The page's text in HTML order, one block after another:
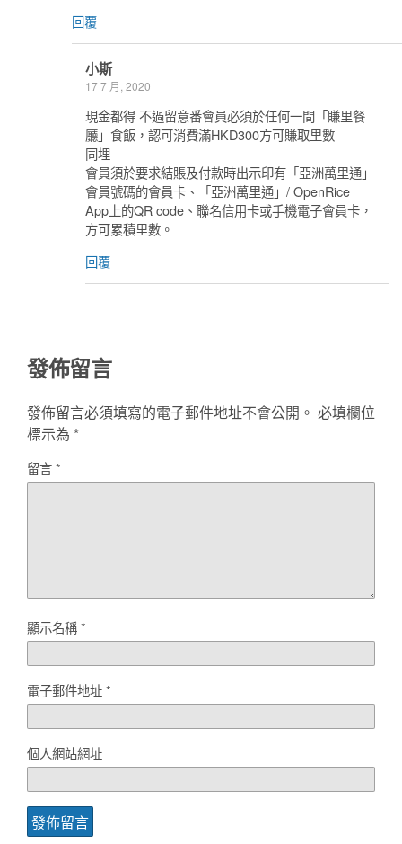
回覆
小斯
17 7 月, 2020
現金都得 不過留意番會員必須於任何一間「賺里餐
廳」食飯，認可消費滿HKD300方可賺取里數
同埋
會員須於要求結賬及付款時出示印有「亞洲萬里通」
會員號碼的會員卡、「亞洲萬里通」/ OpenRice
App上的QR code、聯名信用卡或手機電子會員卡，
方可累積里數。
回覆
發佈留言
發佈留言必須填寫的電子郵件地址不會公開。 必填欄位
標示為 *
留言*
顯示名稱*
電子郵件地址*
個人網站網址